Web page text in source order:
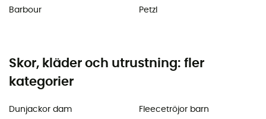
Barbour
Petzl
Skor, kläder och utrustning: fler
kategorier
Dunjackor dam
Fleecetröjor barn